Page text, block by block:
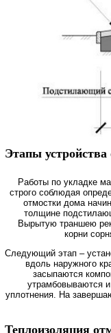
Этапы
Работы по укладке
строго соблюдая
отмостки дома
толщине
Вырытую траншею
корни
Следующий этап –
вдоль наружного
засыпаются
утрамбовываются
уплотнения. На
Теплоизоляция